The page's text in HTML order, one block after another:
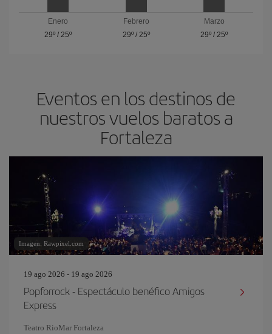
Enero
29º/ 25º
Febrero
29º/ 25º
Marzo
29º /25º
Eventos en los destinos de
nuestros vuelos baratos a
Fortaleza
Imagen: Rawpixel.com
19 ago 2026 - 19 ago 2026
Popforrock - Espectáculo benéfico Amigos
Express
Teatro RioMar Fortaleza